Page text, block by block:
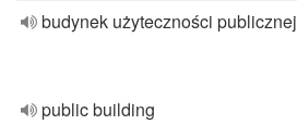
budynek użyteczności publicznej
public building